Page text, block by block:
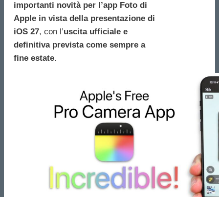
importanti novità per l’app Foto di
Apple in vista della presentazione di
iOS 27, con l’uscita ufficiale e
definitiva prevista come sempre a
fine estate.